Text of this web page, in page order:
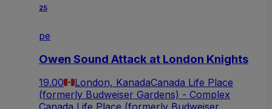
25
pe
Owen Sound Attack at London Knights
19.00 London, KanadaCanada Life Place
(formerly Budweiser Gardens) - Complex